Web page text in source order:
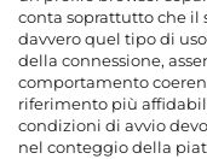
conta soprattutto che il
davvero quel tipo di
della connessione,
comportamento
riferimento più
condizioni di avvio
nel conteggio della